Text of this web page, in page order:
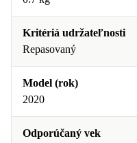
Kritériá udržateľnosti
Repasovaný
Model (rok)
2020
Odporúčaný vek